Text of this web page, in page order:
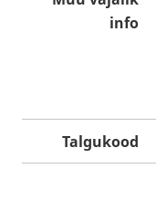
info
Talgukood